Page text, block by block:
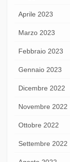
Aprile 2023
Marzo 2023
Febbraio 2023
Gennaio 2023
Dicembre 2022
Novembre 2022
Ottobre 2022
Settembre 2022